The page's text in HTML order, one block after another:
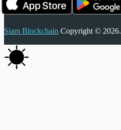
Siam Blockchain Copyright © 2026.